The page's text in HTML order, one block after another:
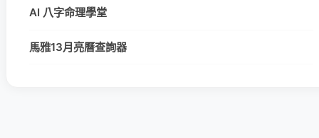
AI 八字命理學堂
馬雅13月亮曆查詢器